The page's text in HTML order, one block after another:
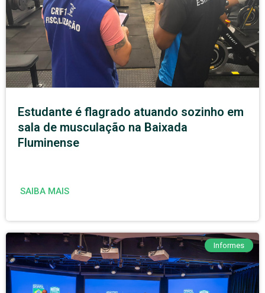
Estudante é flagrado atuando sozinho em
sala de musculação na Baixada
Fluminense
SAIBA MAIS
Informes